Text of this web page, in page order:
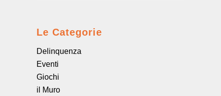
Le Categorie
Delinquenza
Eventi
Giochi
il Muro